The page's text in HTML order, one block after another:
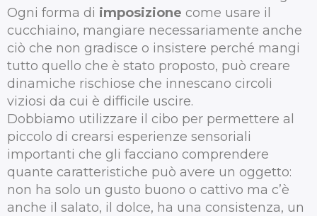
Ogni forma di imposizione come usare il
cucchiaino, mangiare necessariamente anche
ciò che non gradisce o insistere perché mangi
tutto quello che è stato proposto, può creare
dinamiche rischiose che innescano circoli
viziosi da cui è difficile uscire.
Dobbiamo utilizzare il cibo per permettere al
piccolo di crearsi esperienze sensoriali
importanti che gli facciano comprendere
quante caratteristiche può avere un oggetto:
non ha solo un gusto buono o cattivo ma c’è
anche il salato, il dolce, ha una consistenza, un